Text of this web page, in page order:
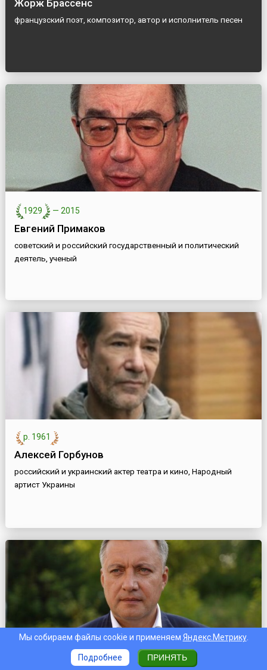
Жорж Брассенс
французский поэт, композитор, автор и исполнитель песен
1929 — 2015
Евгений Примаков
советский и российский государственный и политический
деятель, ученый
р. 1961
Алексей Горбунов
российский и украинский актер театра и кино, Народный
артист Украины
Мы собираем файлы cookie и применяем Яндекс.Метрику.
Подробнее ПРИНЯТЬ